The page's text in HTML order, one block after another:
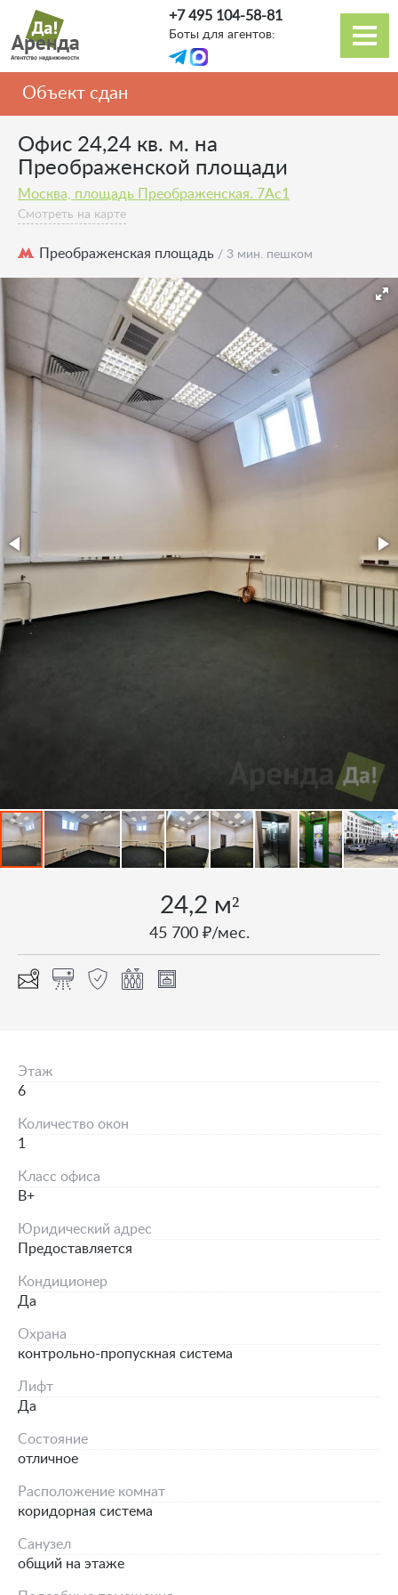
Перейти
основному
содержанию
Основная
навигация
+7 495 104-58-81
Боты для агентов:
Объект сдан
Офис 24,24 кв. м. на
Преображенской площади
Москва, площадь Преображенская. 7Ас1
Смотреть на карте
Преображенская площадь / 3 мин. пешком
24,2 м²
45 700 ₽/мес.
Этаж
6
Количество окон
1
Класс офиса
B+
Юридический адрес
Предоставляется
Кондиционер
Да
Охрана
контрольно-пропускная система
Лифт
Да
Состояние
отличное
Расположение комнат
коридорная система
Санузел
общий на этаже